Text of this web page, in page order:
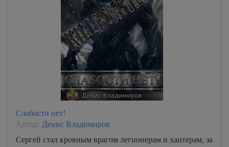
Слабости нет!
Автор: Денис Владимиров
Сергей стал кровным врагом легионерам и хантерам, за